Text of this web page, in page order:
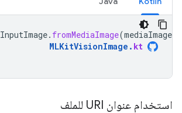
InputImage. fromMediaImage(mediaImage
MLKitVisionImage . kt
استخدام عنوان URI للملف